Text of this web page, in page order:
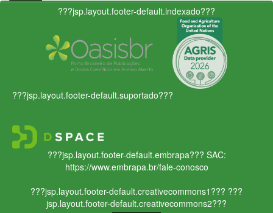
???jsp.layout.footer-default.indexado???
???jsp.layout.footer-default.suportado???
???jsp.layout.footer-default.embrapa??? SAC:
https://www.embrapa.br/fale-conosco
???jsp.layout.footer-default.creativecommons1??? ???
jsp.layout.footer-default.creativecommons2???